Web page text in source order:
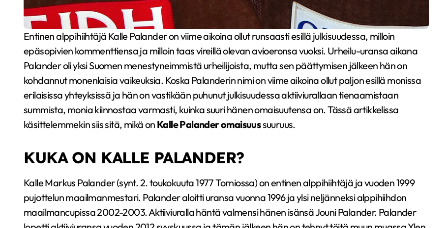
Entinen alppihiihtäjä Kalle Palander on viime aikoina ollut runsaasti esillä julkisuudessa, milloin
epäsopivien kommenttiensa ja milloin taas vireillä olevan avioeronsa vuoksi. Urheilu-uransa aikana
Palander oli yksi Suomen menestyneimmistä urheilijoista, mutta sen päättymisen jälkeen hän on
kohdannut monenlaisia vaikeuksia. Koska Palanderin nimi on viime aikoina ollut paljon esillä monissa
erilaisissa yhteyksissä ja hän on vastikään puhunut julkisuudessa aktiiviurallaan tienaamistaan
summista, monia kiinnostaa varmasti, kuinka suuri hänen omaisuutensa on. Tässä artikkelissa
käsittelemmekin siis sitä, mikä on Kalle Palander omaisuussuuruus.
KUKA ON KALLE PALANDER?
Kalle Markus Palander (synt. 2. toukokuuta 1977 Torniossa) on entinen alppihiihtäjä ja vuoden 1999
pujottelun maailmanmestari. Palander aloitti uransa vuonna 1996 ja ylsi neljänneksi alppihiihdon
maailmancupissa 2002-2003. Aktiiviuralla häntä valmensi hänen isänsä Jouni Palander. Palander